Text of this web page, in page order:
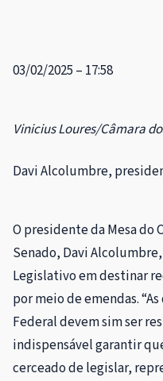
03/02/2025 – 17:58
Vinicius Loures/Câmara
Davi Alcolumbre,
O presidente da Mesa do
Senado, Davi
Legislativo em destinar
por meio de emendas.
Federal devem sim ser
indispensável garantir
cerceado de legislar,